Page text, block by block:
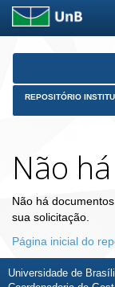
Skip
REPOSITÓRIO
Não
Não há
sua solicitação.
Página inicial do
Universidade de